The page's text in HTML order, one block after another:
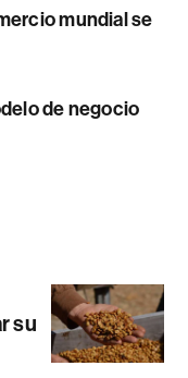
mundial se
de negocio
su